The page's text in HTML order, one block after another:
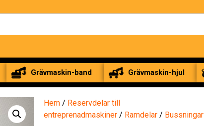
Grävmaskin-band Grävmaskin-hjul
Hem / Reservdelar till
entreprenadmaskiner / Ramdelar / Bussningar